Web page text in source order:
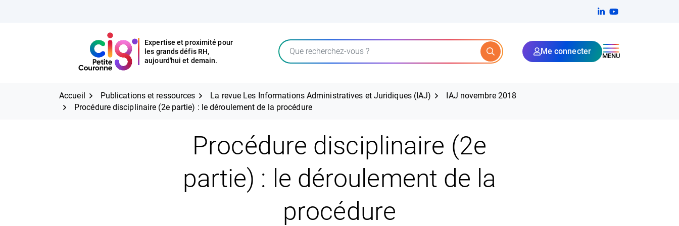
Linkedin
(ouverture dans un
YouTube
(ouverture dans
CIG Petite Couronne
Expertise et proximité pour
les grands défis RH,
aujourd'hui et demain.
Rechercher
Rechercher
Me connecter MENU
CIG Petite Couronne
Expertise et proximité pour
les grands défis RH,
aujourd'hui et demain.
Accueil Publications et ressources La revue Les Informations Administratives et Juridiques (IAJ)
IAJ novembre 2018
Procédure disciplinaire (2e partie) : le déroulement de la procédure
Procédure disciplinaire (2e
partie) : le déroulement de la
procédure